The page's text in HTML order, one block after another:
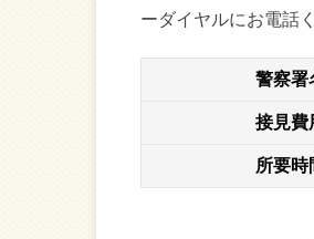
ーダイヤルにお電話
警察署
接見費
所要時